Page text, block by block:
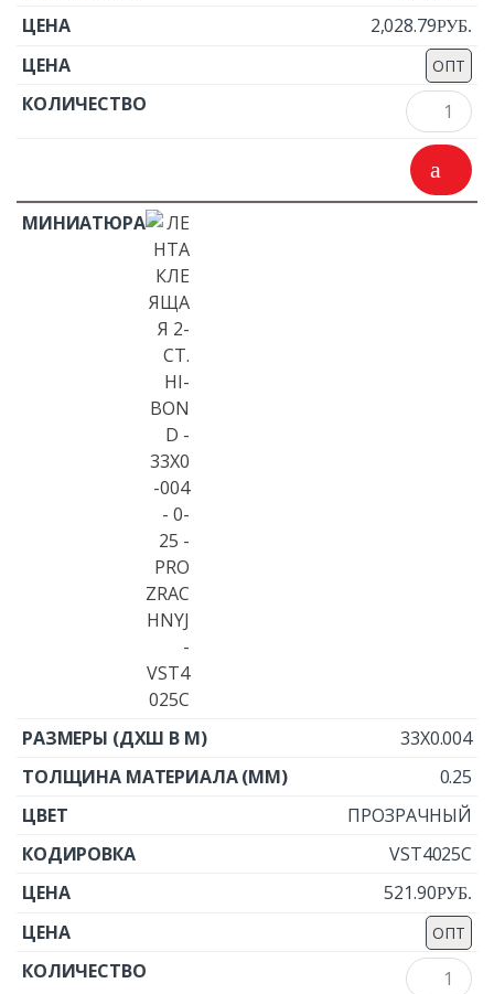
2,028.79РУБ.
ОПТ
33X0.004
0.25
ПРОЗРАЧНЫЙ
VST4025C
521.90РУБ.
ОПТ